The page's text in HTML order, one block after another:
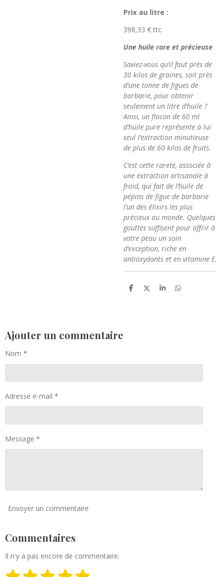
Prix au litre :
398,33 € ttc
Une huile rare et précieuse
Saviez-vous qu’il faut près de
30 kilos de graines, soit près
d’une tonne de figues de
barbarie, pour obtenir
seulement un litre d’huile ?
Ainsi, un flacon de 60 ml
d’huile pure représente à lui
seul l’extraction minutieuse
de plus de 60 kilos de fruits.
C’est cette rareté, associée à
une extraction artisanale à
froid, qui fait de l’huile de
pépins de figue de barbarie
l’un des élixirs les plus
précieux au monde. Quelques
gouttes suffisent pour offrir à
votre peau un soin
d’exception, riche en
antioxydants et en vitamine E.
P
P
P
P
Ajouter un commentaire
Nom *
Adresse e-mail *
Message *
Envoyer un commentaire
Commentaires
Il n'y a pas encore de commentaire.
É
E